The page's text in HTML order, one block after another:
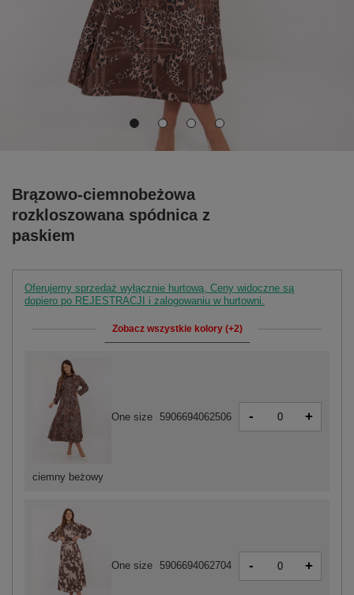
Brązowo-ciemnobeżowa
rozkloszowana spódnica z
paskiem
Oferujemy sprzedaż wyłącznie hurtową. Ceny widoczne są
dopiero po REJESTRACJI i zalogowaniu w hurtowni.
Zobacz wszystkie kolory (+2)
ciemny beżowy
One size 5906694062506 - +
One size 5906694062704 - +